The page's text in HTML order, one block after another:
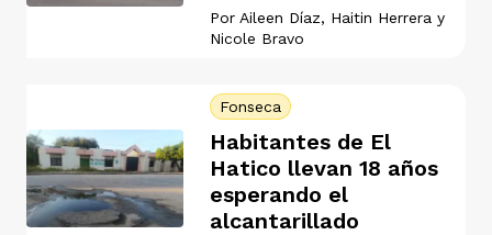
Por Aileen Díaz, Haitin Herrera y
Nicole Bravo
Fonseca
Habitantes de El
Hatico llevan 18 años
esperando el
alcantarillado